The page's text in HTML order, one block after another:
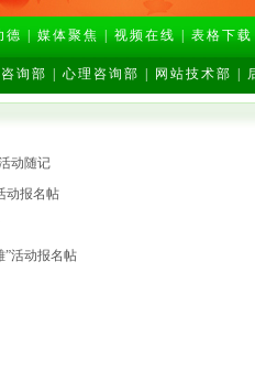
德 媒体聚焦 视频在线 表格下载
询部 心理咨询部 网站技术部
动随记
动报名帖
”活动报名帖